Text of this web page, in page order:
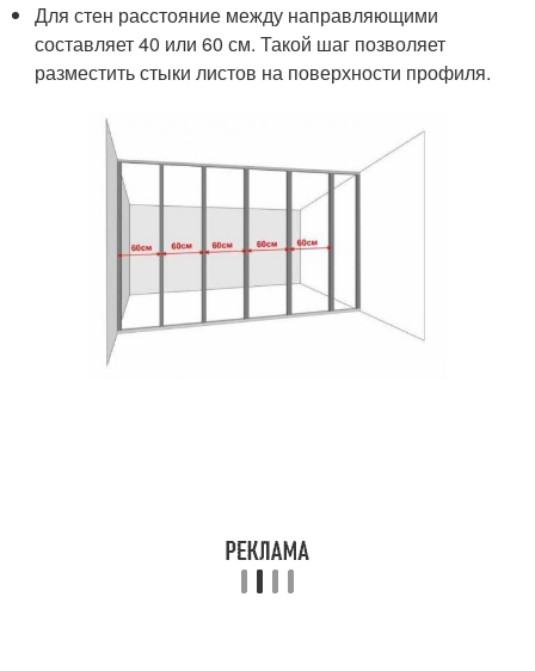
Для стен расстояние между направляющими
составляет 40 или 60 см. Такой шаг позволяет
разместить стыки листов на поверхности профиля.